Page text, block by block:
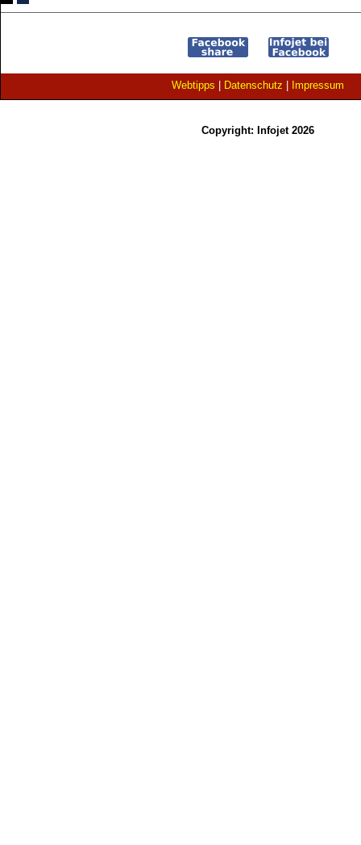
Webtipps Datenschutz Impressum
Copyright: Infojet 2026